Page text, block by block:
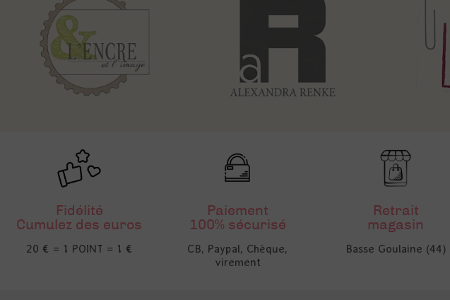
Fidélité
Cumulez des euros
20 € = 1 POINT = 1 €
Paiement
100% sécurisé
CB, Paypal, Chèque,
virement
Retrait
magasin
Basse Goulaine (44)